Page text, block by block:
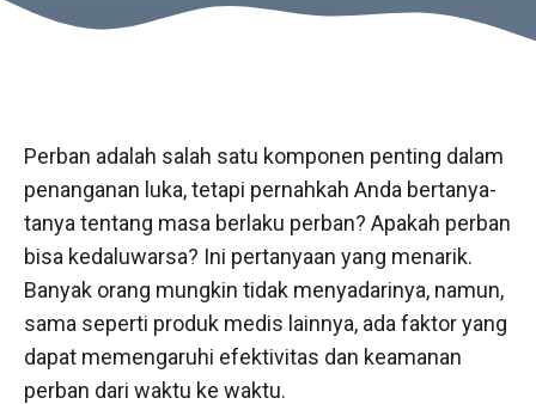
Perban adalah salah satu komponen penting dalam
penanganan luka, tetapi pernahkah Anda bertanya-
tanya tentang masa berlaku perban? Apakah perban
bisa kedaluwarsa? Ini pertanyaan yang menarik.
Banyak orang mungkin tidak menyadarinya, namun,
sama seperti produk medis lainnya, ada faktor yang
dapat memengaruhi efektivitas dan keamanan
perban dari waktu ke waktu.